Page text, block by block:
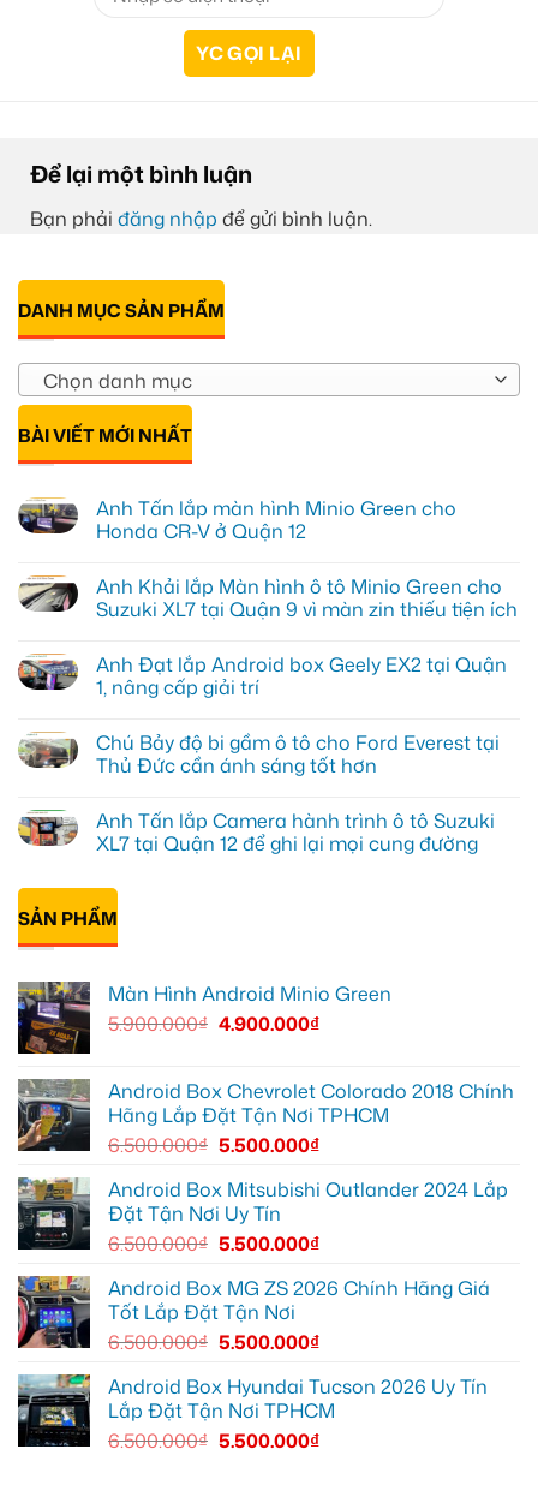
Để lại một bình luận
Bạn phải đăng nhập để gửi bình luận.
DANH MỤC SẢN PHẨM
Chọn danh mục
BÀI VIẾT MỚI NHẤT
Anh Tấn lắp màn hình Minio Green cho
Honda CR-V ở Quận 12
bình
luận
ở
lắp
màn
hình
cho
Honda
CR-
Quận
12
Anh Khải lắp Màn hình ô tô Minio Green cho
Suzuki XL7 tại Quận 9 vì màn zin thiếu tiện ích
bình
luận
ở
lắp
Màn
hình
Minio
Green
cho
XL7
Quận
9
vì
thiếu
ích
Anh Đạt lắp Android box Geely EX2 tại Quận
1, nâng cấp giải trí
bình
luận
ở
lắp
Android
box
EX2
Quận
1,
nâng
Chú Bảy độ bi gầm ô tô cho Ford Everest tại
Thủ Đức cần ánh sáng tốt hơn
bình
luận
ở
Bảy
bi
gầm
ô
Ford
Everest
tại
ánh
sáng
tốt
hơn
Anh Tấn lắp Camera hành trình ô tô Suzuki
XL7 tại Quận 12 để ghi lại mọi cung đường
có
luận
ở
Anh
Camera
trình
XL7
tại
Quận
để
mọi
cung
đường
SẢN PHẨM
Màn Hình Android Minio Green
5.900.000₫ 4.900.000₫
Android Box Chevrolet Colorado 2018 Chính
Hãng Lắp Đặt Tận Nơi TPHCM
6.500.000₫ 5.500.000₫
Android Box Mitsubishi Outlander 2024 Lắp
Đặt Tận Nơi Uy Tín
6.500.000₫ 5.500.000₫
Android Box MG ZS 2026 Chính Hãng Giá
Tốt Lắp Đặt Tận Nơi
6.500.000₫ 5.500.000₫
Android Box Hyundai Tucson 2026 Uy Tín
Lắp Đặt Tận Nơi TPHCM
6.500.000₫ 5.500.000₫